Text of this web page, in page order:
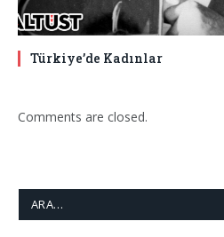
Türkiye’de Kadınlar
Comments are closed.
ARA…